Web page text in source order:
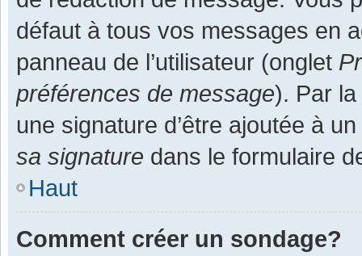
défaut à tous vos messages en
panneau de l’utilisateur (onglet
préférences de message). Par
une signature d’être ajoutée à
sa signature dans le formulaire
Haut
Comment créer un sondage?